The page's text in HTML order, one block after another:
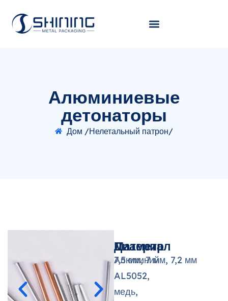
Алюминиевые
детонаторы
Дом /Нелетальный патрон/
Материал
Алюминий
AL5052,
медь,
Диаметр
7,5 мм, 7 мм, 7,2 мм